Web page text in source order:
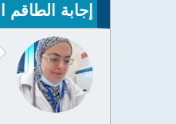
إجابة الطاقم